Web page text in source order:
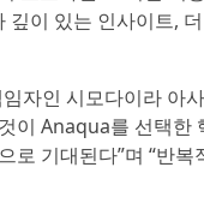
이 있는 인사이트,
자인 시모다이라
이 Anaqua를 선택
로 기대된다”며 “반